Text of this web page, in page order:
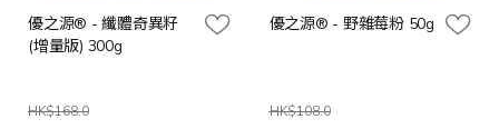
優之源® - 纖體奇異籽
(增量版) 300g
HK$168.0
優之源® - 野雜莓粉 50g
HK$108.0